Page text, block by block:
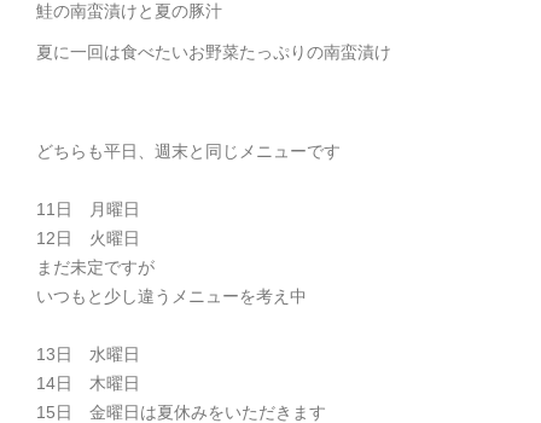
鮭の南蛮漬けと夏の豚汁
夏に一回は食べたいお野菜たっぷりの南蛮漬け
どちらも平日、週末と同じメニューです
11日 月曜日
12日 火曜日
まだ未定ですが
いつもと少し違うメニューを考え中
13日 水曜日
14日 木曜日
15日 金曜日は夏休みをいただきます